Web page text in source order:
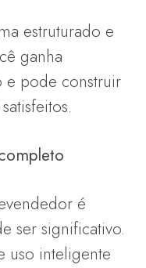
estruturado e
ganha
pode construir
é
ser significativo.
uso inteligente